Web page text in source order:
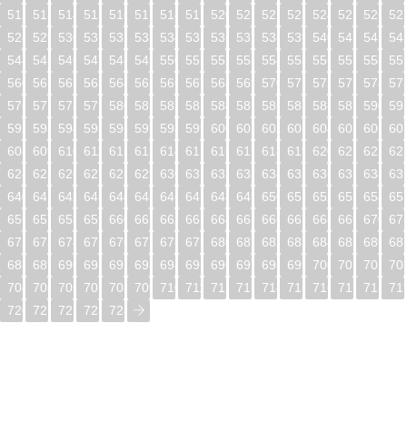
512
513 514 515 516 517 518 519 520 521 522 523 524 525 526
528
529 530 531 532 533 534 535 536 537 538 539 540 541 542
544
545 546 547 548 549 550 551 552 553 554 555 556 557 558
560
561 562 563 564 565 566 567 568 569 570 571 572 573 574
576
577 578 579 580 581 582 583 584 585 586 587 588 589 590
592
593 594 595 596 597 598 599 600 601 602 603 604 605 606
608
609 610 611 612 613 614 615 616 617 618 619 620 621 622
624
625 626 627 628 629 630 631 632 633 634 635 636 637 638
640
641 642 643 644 645 646 647 648 649 650 651 652 653 654
656
657 658 659 660 661 662 663 664 665 666 667 668 669 670
672
673 674 675 676 677 678 679 680 681 682 683 684 685 686
688
689 690 691 692 693 694 695 696 697 698 699 700 701 702
704
705 706 707 708 709 710 711 712 713 714 715 716 717 718
720
721 722 723 724